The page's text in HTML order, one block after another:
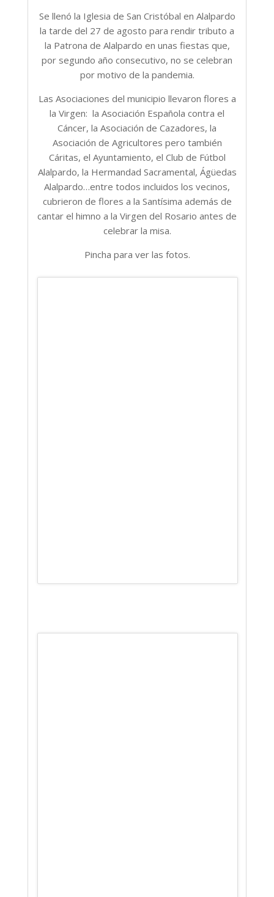
Se llenó la Iglesia de San Cristóbal en Alalpardo
la tarde del 27 de agosto para rendir tributo a
la Patrona de Alalpardo en unas fiestas que,
por segundo año consecutivo, no se celebran
por motivo de la pandemia.
Las Asociaciones del municipio llevaron flores a
la Virgen: la Asociación Española contra el
Cáncer, la Asociación de Cazadores, la
Asociación de Agricultores pero también
Cáritas, el Ayuntamiento, el Club de Fútbol
Alalpardo, la Hermandad Sacramental, Ágüedas
Alalpardo…entre todos incluidos los vecinos,
cubrieron de flores a la Santísima además de
cantar el himno a la Virgen del Rosario antes de
celebrar la misa.
Pincha para ver las fotos.